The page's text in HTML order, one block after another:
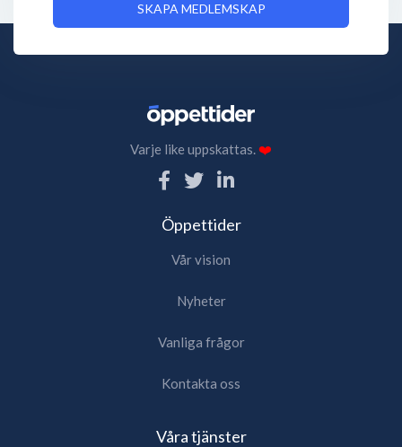
SKAPA MEDLEMSKAP
Varje like uppskattas.❤️
Öppettider
Vår vision
Nyheter
Vanliga frågor
Kontakta oss
Våra tjänster